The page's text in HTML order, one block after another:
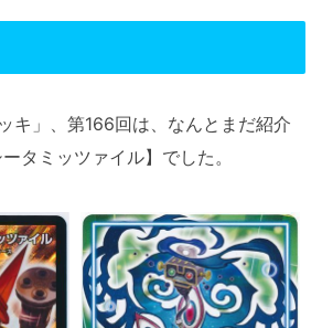
キ」、第166回は、なんとまだ紹介
タミッツァイル】でした。